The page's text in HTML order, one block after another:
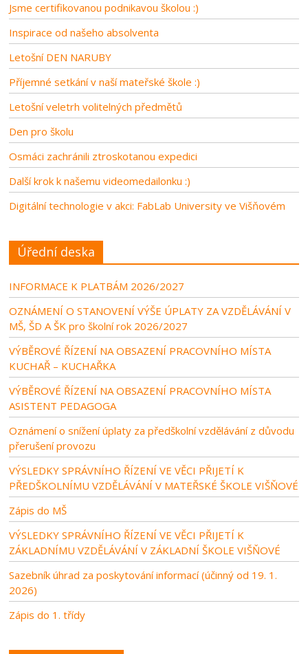
Jsme certifikovanou podnikavou školou :)
Inspirace od našeho absolventa
Letošní DEN NARUBY
Příjemné setkání v naší mateřské škole :)
Letošní veletrh volitelných předmětů
Den pro školu
Osmáci zachránili ztroskotanou expedici
Další krok k našemu videomedailonku :)
Digitální technologie v akci: FabLab University ve Višňovém
Úřední deska
INFORMACE K PLATBÁM 2026/2027
OZNÁMENÍ O STANOVENÍ VÝŠE ÚPLATY ZA VZDĚLÁVÁNÍ V
MŠ, ŠD A ŠK pro školní rok 2026/2027
VÝBĚROVÉ ŘÍZENÍ NA OBSAZENÍ PRACOVNÍHO MÍSTA
KUCHAŘ – KUCHAŘKA
VÝBĚROVÉ ŘÍZENÍ NA OBSAZENÍ PRACOVNÍHO MÍSTA
ASISTENT PEDAGOGA
Oznámení o snížení úplaty za předškolní vzdělávání z důvodu
přerušení provozu
VÝSLEDKY SPRÁVNÍHO ŘÍZENÍ VE VĚCI PŘIJETÍ K
PŘEDŠKOLNÍMU VZDĚLÁVÁNÍ V MATEŘSKÉ ŠKOLE VIŠŇOVÉ
Zápis do MŠ
VÝSLEDKY SPRÁVNÍHO ŘÍZENÍ VE VĚCI PŘIJETÍ K
ZÁKLADNÍMU VZDĚLÁVÁNÍ V ZÁKLADNÍ ŠKOLE VIŠŇOVÉ
Sazebník úhrad za poskytování informací (účinný od 19. 1.
2026)
Zápis do 1. třídy